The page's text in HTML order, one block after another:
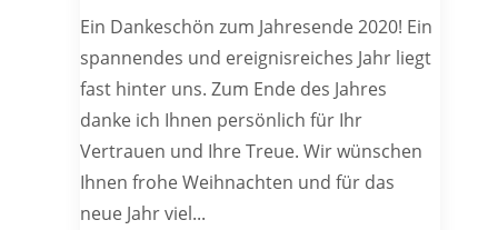
Ein Dankeschön zum Jahresende 2020! Ein
spannendes und ereignisreiches Jahr liegt
fast hinter uns. Zum Ende des Jahres
danke ich Ihnen persönlich für Ihr
Vertrauen und Ihre Treue. Wir wünschen
Ihnen frohe Weihnachten und für das
neue Jahr viel...